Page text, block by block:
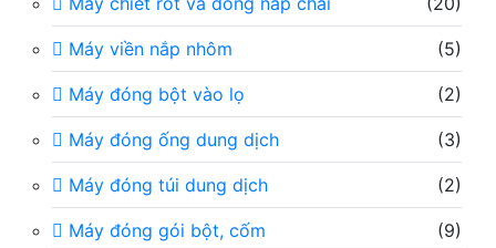
Máy viền nắp nhôm (5)
Máy đóng bột vào lọ (2)
Máy đóng ống dung dịch (3)
Máy đóng túi dung dịch (2)
Máy đóng gói bột, cốm (9)